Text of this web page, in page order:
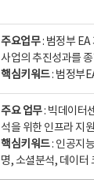
주요업무: 범정부 EA
사업의 추진성과를
핵심키워드: 범정부
주요 업무: 빅데이터
석을 위한 인프라 지
핵심키워드: 인공지
명, 소셜분석, 데이터